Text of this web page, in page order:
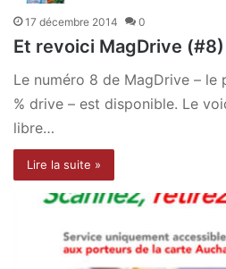
17 décembre 2014 0
Et revoici MagDrive (#8)
Le numéro 8 de MagDrive – le
% drive – est disponible. Le
libre…
Lire la suite »